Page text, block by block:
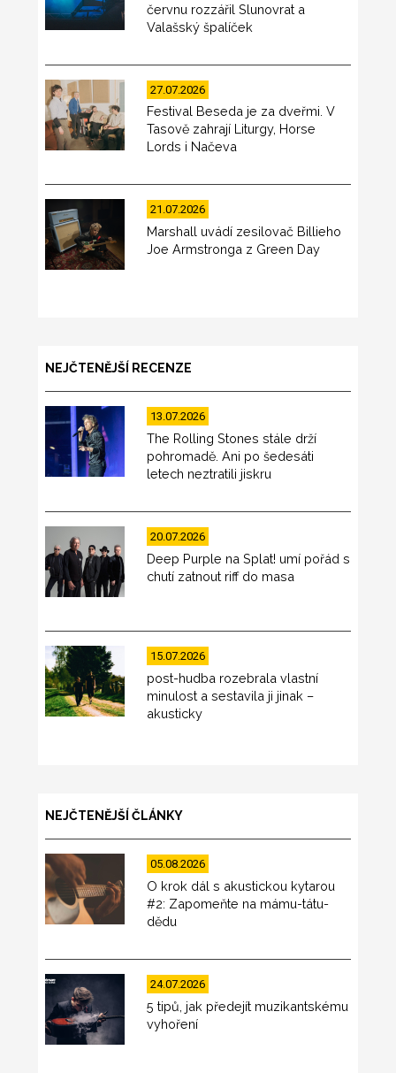
červnu rozzářil Slunovrat a
Valašský špalíček
27.07.2026
Festival Beseda je za dveřmi. V
Tasově zahrají Liturgy, Horse
Lords i Načeva
21.07.2026
Marshall uvádí zesilovač Billieho
Joe Armstronga z Green Day
NEJČTENĚJŠÍ RECENZE
13.07.2026
The Rolling Stones stále drží
pohromadě. Ani po šedesáti
letech neztratili jiskru
20.07.2026
Deep Purple na Splat! umí pořád s
chutí zatnout riff do masa
15.07.2026
post-hudba rozebrala vlastní
minulost a sestavila ji jinak –
akusticky
NEJČTENĚJŠÍ ČLÁNKY
05.08.2026
O krok dál s akustickou kytarou
#2: Zapomeňte na mámu-tátu-
dědu
24.07.2026
5 tipů, jak předejít muzikantskému
vyhoření